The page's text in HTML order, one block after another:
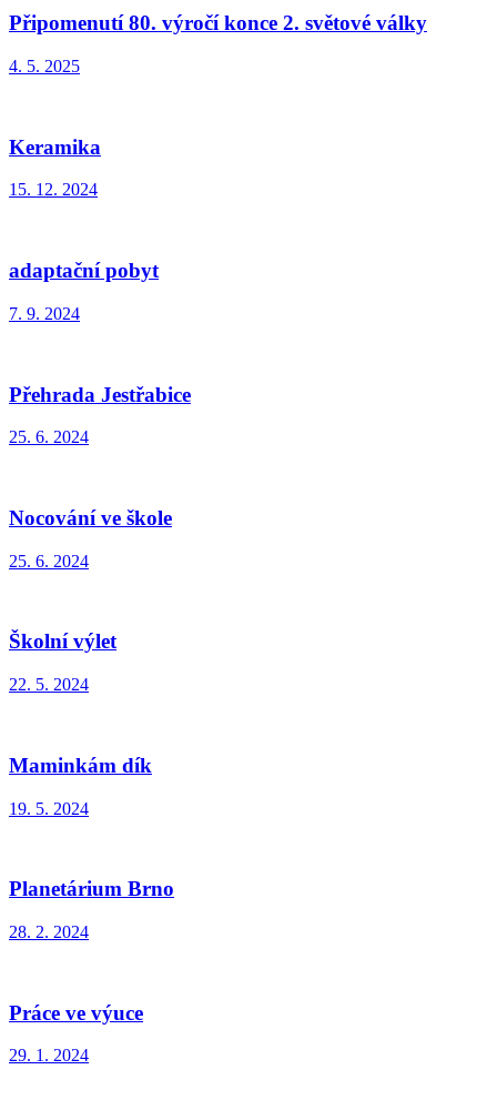
Připomenutí 80. výročí konce 2. světové války
4. 5. 2025
Keramika
15. 12. 2024
adaptační pobyt
7. 9. 2024
Přehrada Jestřabice
25. 6. 2024
Nocování ve škole
25. 6. 2024
Školní výlet
22. 5. 2024
Maminkám dík
19. 5. 2024
Planetárium Brno
28. 2. 2024
Práce ve výuce
29. 1. 2024